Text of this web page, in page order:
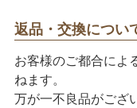
返品・交換につい
お客様のご都合によ
ねます。
万が一不良品がござ